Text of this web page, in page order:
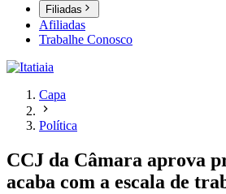
Filiadas
Afiliadas
Trabalhe Conosco
Capa
Política
CCJ da Câmara aprova
acaba com a escala de